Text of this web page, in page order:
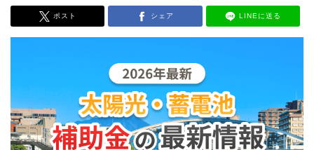
ポスト シェア LINEに送る